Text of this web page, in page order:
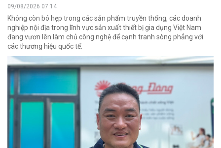
09/08/2026 07:14
Không còn bó hẹp trong các sản phẩm truyền thống, các doanh
nghiệp nội địa trong lĩnh vực sản xuất thiết bị gia dụng Việt Nam
đang vươn lên làm chủ công nghệ để cạnh tranh sòng phẳng với
các thương hiệu quốc tế.